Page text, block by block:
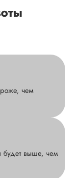
чем
будет выше, чем